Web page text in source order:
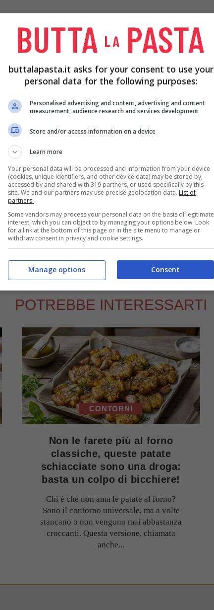
lessare in abbondante acqua acidulata con del
e metteteli ad asciugare su un
e fate soffriggere con il lardo per
con il vino. Diluite la conserva di
pepate e unite un pizzico di cannella, poi
basso, poi spegnete e servite completando i
di limone grattugiata.
dal 2008 al 2011, spaziando tra tutte le tipologie di ricette,
POTREBBE INTERESSARTI
CONTORNI
Non le farete più al forno
classiche, queste patate
schiacciate sono una droga:
basta un colpo di bicchiere!
Chi è che non ama le patate al forno?
Sono il contorno universale, ma a volte
stancano o non vengono mai abbastanza
croccanti. Questa versione, chiamata
anche...
buttalapasta.it asks for your consent to use your
personal data for the following purposes:
Personalised advertising and content, advertising and content
measurement, audience research and services development
Store and/or access information on a device
Learn more
Your personal data will be processed and information from your device
(cookies, unique identifiers, and other device data) may be stored by,
accessed by and shared with 319 partners, or used specifically by this
site. We and our partners may use precise geolocation data. List of
partners.
Some vendors may process your personal data on the basis of legitimate
interest, which you can object to by managing your options below. Look
for a link at the bottom of this page or in the site menu to manage or
withdraw consent in privacy and cookie settings.
Consent
Manage options